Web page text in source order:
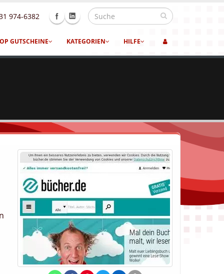
974-6382
GUTSCHEINE KATEGORIEN HILFE